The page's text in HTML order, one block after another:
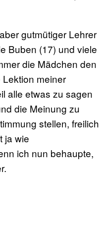
gutmütiger Lehrer
Buben (17) und viele
die Mädchen den
meiner
alle etwas zu sagen
die Meinung zu
stellen, freilich
ja wie
ich nun behaupte,